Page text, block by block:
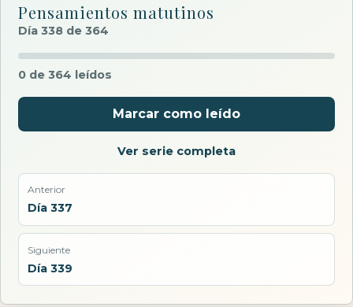
Pensamientos matutinos
Día 338 de 364
0 de 364 leídos
Marcar como leído
Ver serie completa
Anterior
Día 337
Siguiente
Día 339